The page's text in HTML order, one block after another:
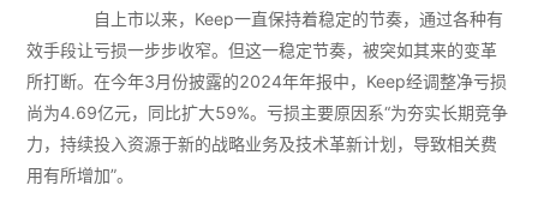
自上市以来，Keep一直保持着稳定的节奏，通过各种有
效手段让亏损一步步收窄。但这一稳定节奏，被突如其来的变革
所打断。在今年3月份披露的2024年年报中，Keep经调整净亏损
尚为4.69亿元，同比扩大59%。亏损主要原因系“为夯实长期竞争
力，持续投入资源于新的战略业务及技术革新计划，导致相关费
用有所增加”。